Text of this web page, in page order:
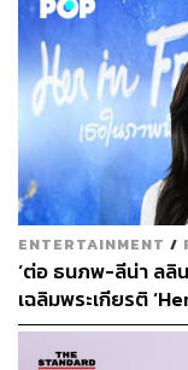
ENTERTAINMENT /
‘ต่อ ธนภพ-ลีน่า ลลิ
เฉลิมพระเกียรติ